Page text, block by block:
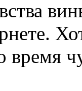
время